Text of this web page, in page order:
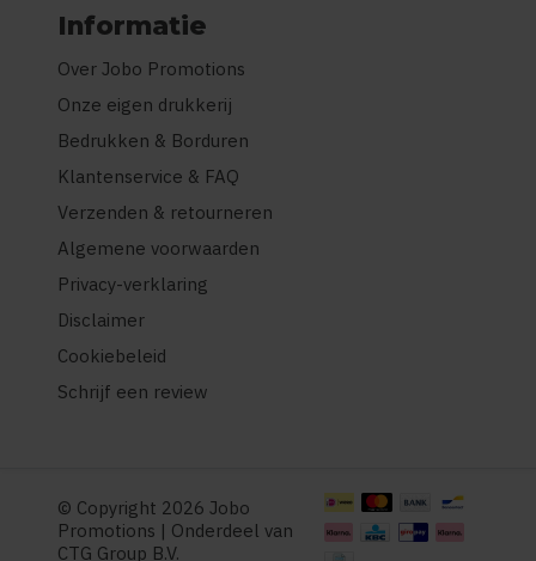
Informatie
Over Jobo Promotions
Onze eigen drukkerij
Bedrukken & Borduren
Klantenservice & FAQ
Verzenden & retourneren
Algemene voorwaarden
Privacy-verklaring
Disclaimer
Cookiebeleid
Schrijf een review
© Copyright 2026 Jobo
Promotions | Onderdeel van
CTG Group B.V.